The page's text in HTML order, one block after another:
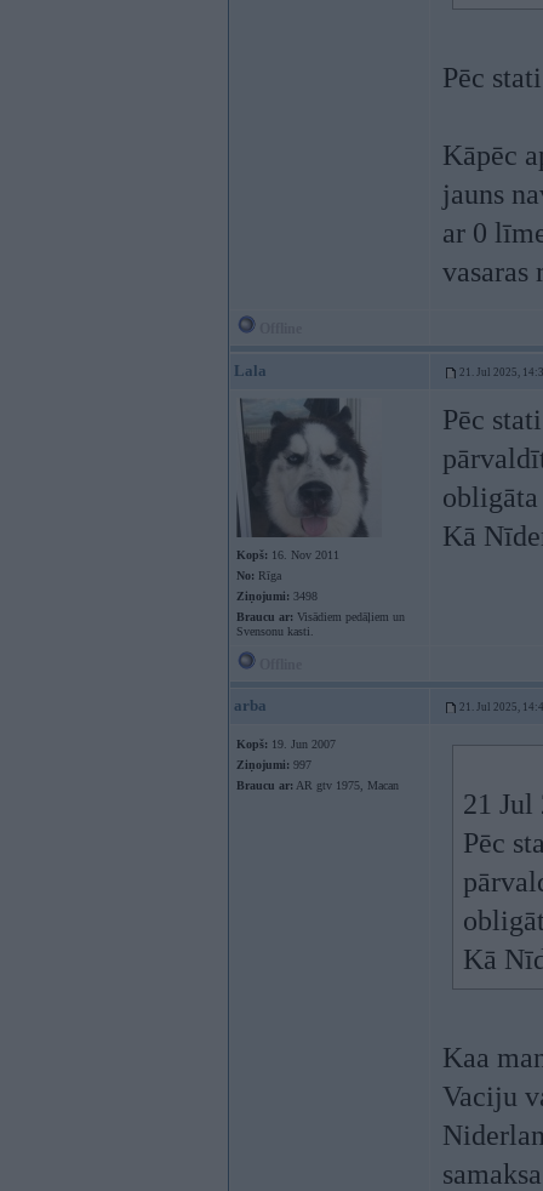
Pēc
Kāpēc
jauns
ar 0
vasaras
Lala 21. Jul 2025,
Kopš: 16. Nov 2011
No: Rīga
Ziņojumi: 3498
Braucu ar: Visādiem pedāļiem un
Svensonu kasti.
Pēc
Kā
arba 21. Jul 2025,
Kopš: 19. Jun 2007
Ziņojumi: 997
Braucu ar: AR gtv 1975, Macan
21
Pēc
Kā
Kaa
Vaciju